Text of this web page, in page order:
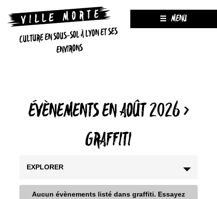
CULTURE EN SOUS-SOL À LYON ET SES
ENVIRONS
MENU
ÉVÈNEMENTS EN AOÛT 2026›
GRAFFITI
EXPLORER
Aucun évènements listé dans graffiti. Essayez